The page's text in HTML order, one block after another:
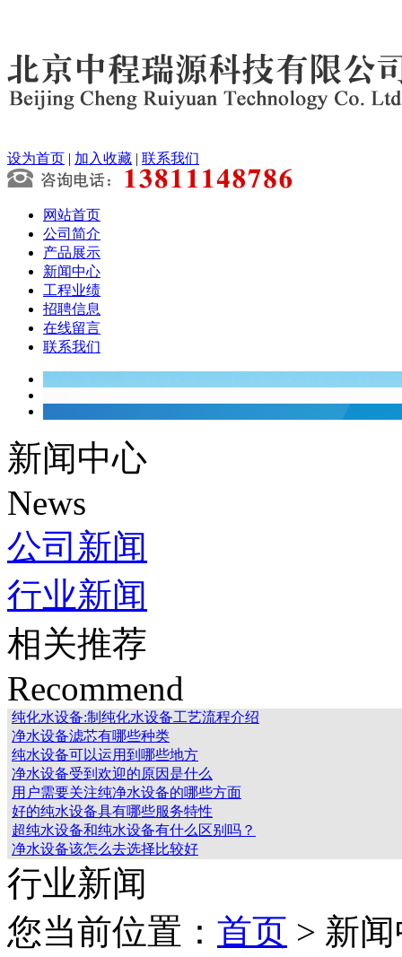
设为首页 | 加入收藏 | 联系我们
网站首页
公司简介
产品展示
新闻中心
工程业绩
招聘信息
在线留言
联系我们
新闻中心
News
公司新闻
行业新闻
相关推荐
Recommend
纯化水设备:制纯化水设备工艺流程介绍
净水设备滤芯有哪些种类
纯水设备可以运用到哪些地方
净水设备受到欢迎的原因是什么
用户需要关注纯净水设备的哪些方面
好的纯水设备具有哪些服务特性
超纯水设备和纯水设备有什么区别吗？
净水设备该怎么去选择比较好
行业新闻
您当前位置： 首页 > 新